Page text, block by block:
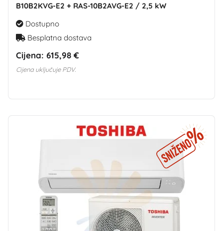
B10B2KVG-E2 + RAS-10B2AVG-E2 / 2,5 kW
Dostupno
Besplatna dostava
Cijena: 615,98 €
Cijena uključuje PDV.